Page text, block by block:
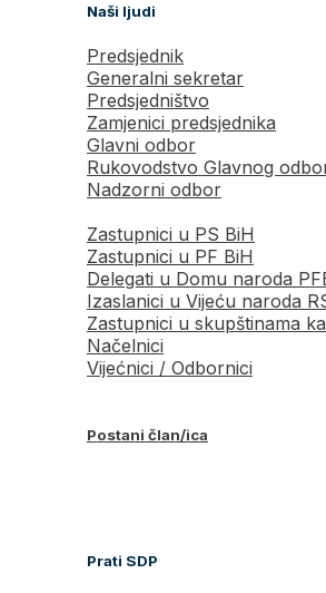
Naši ljudi
Predsjednik
Generalni sekretar
Predsjedništvo
Zamjenici predsjednika
Glavni odbor
Rukovodstvo Glavnog
Nadzorni odbor
Zastupnici u PS BiH
Zastupnici u PF BiH
Delegati u Domu naroda
Izaslanici u Vijeću naroda
Zastupnici u skupštinama
Načelnici
Vijećnici / Odbornici
Postani član/ica
Prati SDP